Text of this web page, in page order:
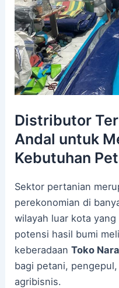
Distributor
Andal untuk
Kebutuhan
Sektor pertanian
perekonomian di
wilayah luar kota
potensi hasil bumi
keberadaanToko Nara
bagi petani,
agribisnis.